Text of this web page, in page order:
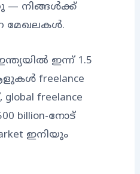
— നിങ്ങൾക്ക്
മേഖലകൾ.
ഇന്ന് 1.5
freelance
freelance
billion-നോട്
ഇനിയും